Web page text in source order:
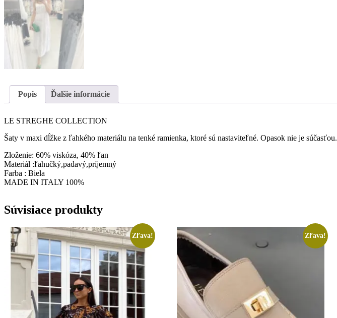
Popis Ďalšie informácie
LE STREGHE COLLECTION
Šaty v maxi dĺžke z ľahkého materiálu na tenké ramienka, ktoré sú nastaviteľné. Opasok nie je súčasťou.
Zloženie: 60% viskóza, 40% ľan
Materiál :ľahučký,padavý,príjemný
Farba : Biela
MADE IN ITALY 100%
Súvisiace produkty
Zľava! Zľava!